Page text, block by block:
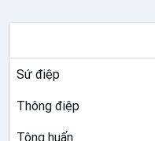
Sứ điệp
Thông điệp
Tông huấn